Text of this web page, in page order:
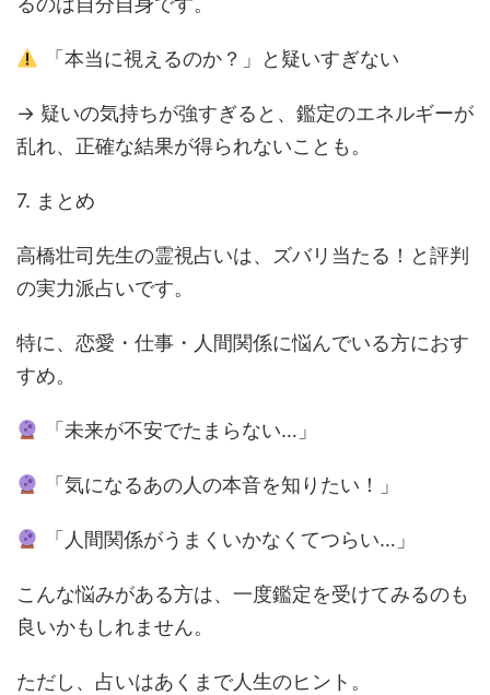
「本当に視えるのか？」と疑いすぎない
→ 疑いの気持ちが強すぎると、鑑定のエネルギーが
乱れ、正確な結果が得られないことも。
7. まとめ
高橋壮司先生の霊視占いは、ズバリ当たる！と評判
の実力派占いです。
特に、恋愛・仕事・人間関係に悩んでいる方におす
すめ。
「未来が不安でたまらない…」
「気になるあの人の本音を知りたい！」
「人間関係がうまくいかなくてつらい…」
こんな悩みがある方は、一度鑑定を受けてみるのも
良いかもしれません。
ただし、占いはあくまで人生のヒント。